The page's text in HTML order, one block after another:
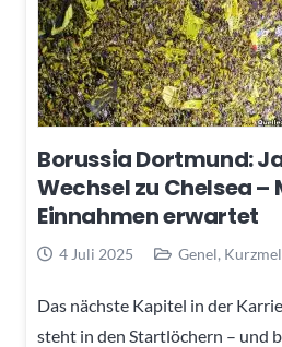
Borussia Dortmund:
Wechsel zu Chelsea –
Einnahmen erwartet
4 Juli 2025 Genel,
Das nächste Kapitel in der
steht in den Startlöchern – und